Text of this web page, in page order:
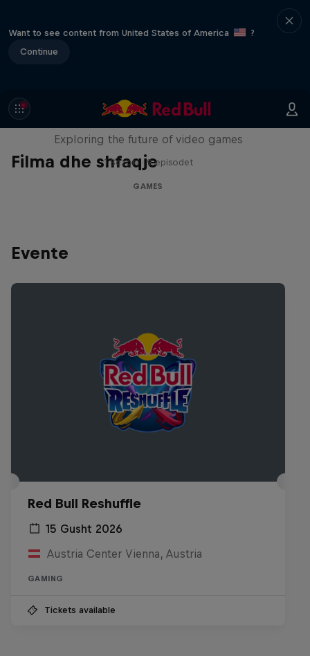
Want to see content from United States of America
?
Continue
Filma dhe shfaqje
SCREENLAND
Exploring the future of video games
1 Sezoni · 9 episodet
GAMES
Evente
Red Bull Reshuffle
15 Gusht 2026
Austria Center Vienna, Austria
GAMING
Tickets available